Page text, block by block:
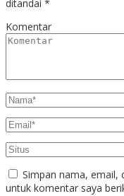
ditandai *
Komentar
Simpan nama, email,
untuk komentar saya